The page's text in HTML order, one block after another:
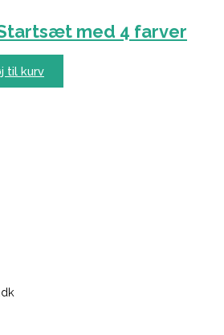
med 4 farver
til kurv